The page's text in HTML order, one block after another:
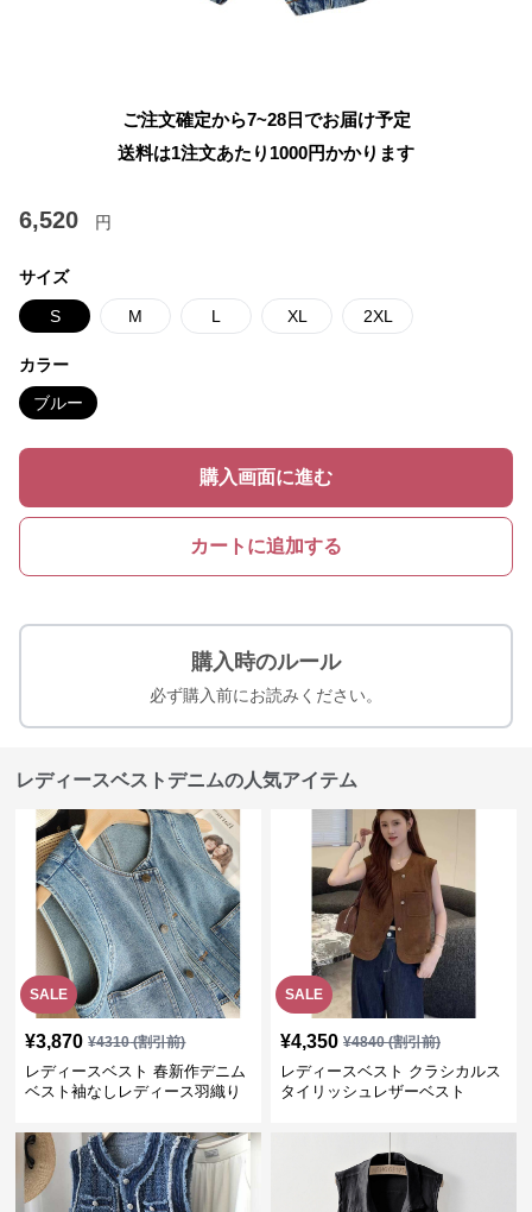
ご注文確定から7~28日でお届け予定
送料は1注文あたり 1000円かかります
6,520 円
サイズ
S M L XL 2XL
カラー
ブルー
購入画面に進む
カートに追加する
購入時のルール
必ず購入前にお読みください。
レディースベストデニムの人気アイテム
SALE
¥3,870 ¥4310(割引前)
レディースベスト 春新作デニム
ベスト袖なしレディース羽織り
SALE
¥4,350 ¥4840(割引前)
レディースベスト クラシカルス
タイリッシュレザーベスト